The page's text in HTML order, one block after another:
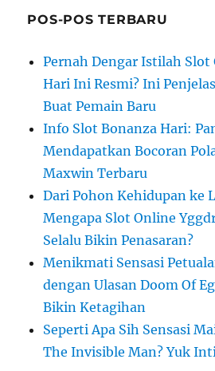
POS-POS TERBARU
Pernah Dengar Istilah
Hari Ini Resmi? Ini
Buat Pemain Baru
Info Slot Bonanza Hari:
Mendapatkan Bocoran
Maxwin Terbaru
Dari Pohon Kehidupan ke
Mengapa Slot Online
Selalu Bikin Penasaran?
Menikmati Sensasi
dengan Ulasan Doom Of
Bikin Ketagihan
Seperti Apa Sih Sensasi
The Invisible Man? Yuk